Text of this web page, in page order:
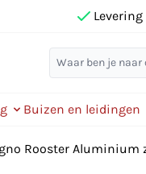
Buizen en leidingen
Rooster